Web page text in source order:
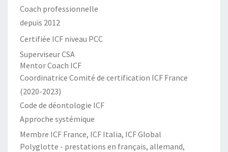
Coach professionnelle
depuis 2012
Certifiée ICF niveau PCC
Superviseur CSA
Mentor Coach ICF
Coordinatrice Comité de certification ICF France
(2020-2023)
Code de déontologie ICF
Approche systémique
Membre ICF France, ICF Italia, ICF Global
Polyglotte - prestations en français, allemand,